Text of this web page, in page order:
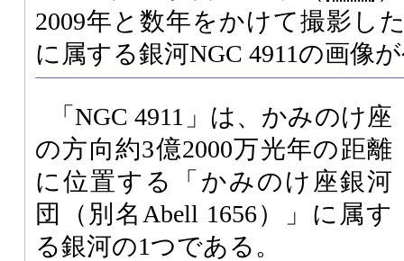
2009年と数年をかけて撮影し
に属する銀河NGC 4911の画像
「NGC 4911」は、かみのけ座
の方向約3億2000万光年の距離
に位置する「かみのけ座銀河
団（別名Abell 1656）」に属す
る銀河の1つである。